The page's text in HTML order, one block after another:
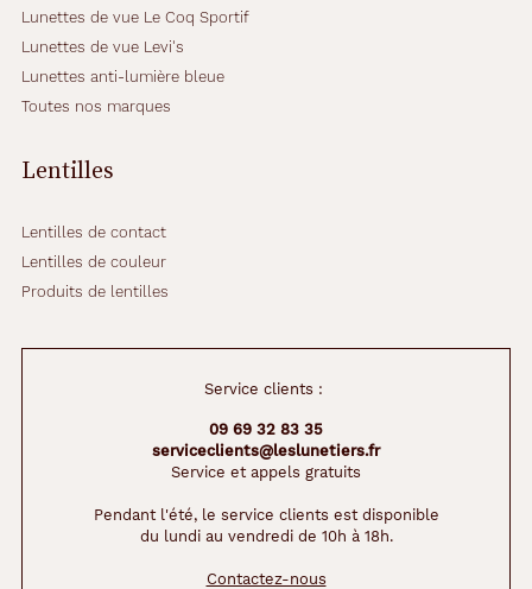
Lunettes de vue Le Coq Sportif
Lunettes de vue Levi's
Lunettes anti-lumière bleue
Toutes nos marques
Lentilles
Lentilles de contact
Lentilles de couleur
Produits de lentilles
Service clients :
09 69 32 83 35
serviceclients@leslunetiers.fr
Service et appels gratuits
Pendant l'été, le service clients est disponible
du lundi au vendredi de 10h à 18h.
Contactez-nous